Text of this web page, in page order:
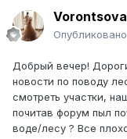
Опубликовано
Добрый вечер!
новости по поводу
смотреть участки,
почитав форум пыл
воде/лесу ? Все